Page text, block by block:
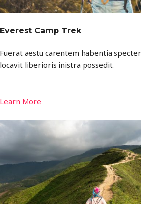
Everest Camp Trek
Fuerat aestu carentem habentia
locavit liberioris inistra possedit.
Learn More